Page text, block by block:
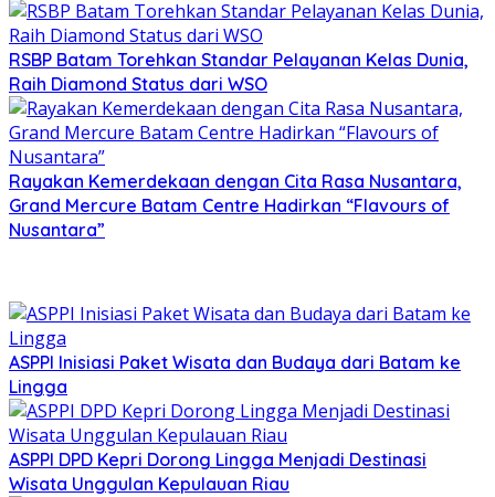
RSBP Batam Torehkan Standar Pelayanan Kelas Dunia,
Raih Diamond Status dari WSO
Rayakan Kemerdekaan dengan Cita Rasa Nusantara,
Grand Mercure Batam Centre Hadirkan “Flavours of
Nusantara”
ASPPI Inisiasi Paket Wisata dan Budaya dari Batam ke
Lingga
ASPPI DPD Kepri Dorong Lingga Menjadi Destinasi
Wisata Unggulan Kepulauan Riau